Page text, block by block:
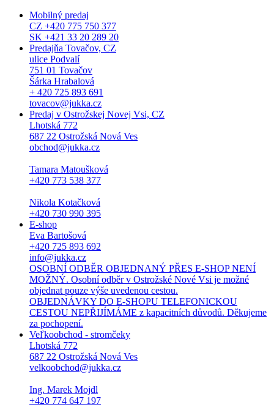
Mobilný predaj
CZ +420 775 750 377
SK +421 33 20 289 20
Predajňa Tovačov, CZ
ulice Podvalí
751 01 Tovačov
Šárka Hrabalová
+ 420 725 893 691
tovacov@jukka.cz
Predaj v Ostrožskej Novej Vsi, CZ
Lhotská 772
687 22 Ostrožská Nová Ves
obchod@jukka.cz
Tamara Matoušková
+420 773 538 377
Nikola Kotačková
+420 730 990 395
E-shop
Eva Bartošová
+420 725 893 692
info@jukka.cz
OSOBNÍ ODBĚR OBJEDNANÝ PŘES E-SHOP NENÍ
MOŽNÝ. Osobní odběr v Ostrožské Nové Vsi je možné
objednat pouze výše uvedenou cestou.
OBJEDNÁVKY DO E-SHOPU TELEFONICKOU
CESTOU NEPŘIJÍMÁME z kapacitních důvodů. Děkujeme
za pochopení.
Veľkoobchod - stromčeky
Lhotská 772
687 22 Ostrožská Nová Ves
velkoobchod@jukka.cz
Ing. Marek Mojdl
+420 774 647 197